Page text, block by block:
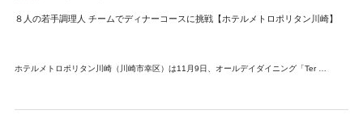
８人の若手調理人 チームでディナーコースに挑戦【ホテルメトロポリタン川崎】
ホテルメトロポリタン川崎（川崎市幸区）は11月9日、オールデイダイニング「Ter …